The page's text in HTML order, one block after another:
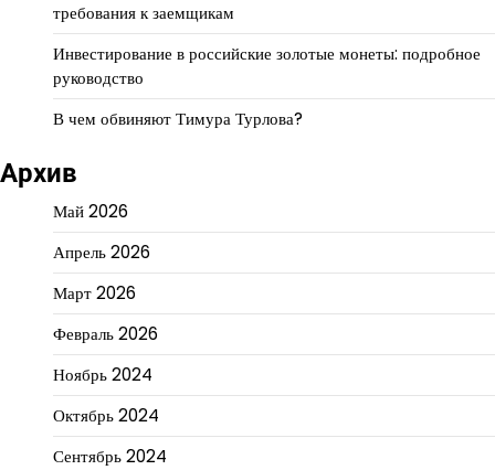
требования к заемщикам
Инвестирование в российские золотые монеты: подробное
руководство
В чем обвиняют Тимура Турлова?
Архив
Май 2026
Апрель 2026
Март 2026
Февраль 2026
Ноябрь 2024
Октябрь 2024
Сентябрь 2024